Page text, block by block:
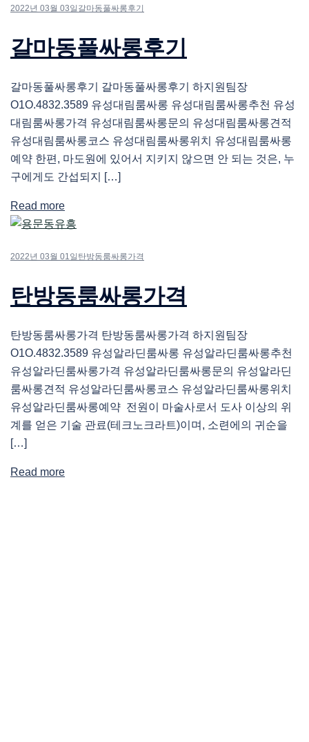
2022년 03월 03일 갈마동풀싸롱후기
갈마동풀싸롱후기
갈마동풀싸롱후기 갈마동풀싸롱후기 하지원팀장
O1O.4832.3589 유성대림룸싸롱 유성대림룸싸롱추천 유성
대림룸싸롱가격 유성대림룸싸롱문의 유성대림룸싸롱견적
유성대림룸싸롱코스 유성대림룸싸롱위치 유성대림룸싸롱
예약 한편, 마도원에 있어서 지키지 않으면 안 되는 것은, 누
구에게도 간섭되지 […]
Read more
2022년 03월 01일 탄방동룸싸롱가격
탄방동룸싸롱가격
탄방동룸싸롱가격 탄방동룸싸롱가격 하지원팀장
O1O.4832.3589 유성알라딘룸싸롱 유성알라딘룸싸롱추천
유성알라딘룸싸롱가격 유성알라딘룸싸롱문의 유성알라딘
룸싸롱견적 유성알라딘룸싸롱코스 유성알라딘룸싸롱위치
유성알라딘룸싸롱예약 전원이 마술사로서 도사 이상의 위
계를 얻은 기술 관료(테크노크라트)이며, 소련에의 귀순을
[…]
Read more